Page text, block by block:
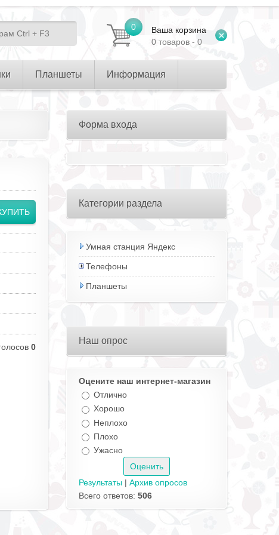
0
Ваша корзина
0 товаров - 0
Планшеты Информация
0
Форма входа
Категории раздела
Умная станция Яндекс
Телефоны
Планшеты
Наш опрос
Оцените наш интернет-магазин
Отлично
Хорошо
Неплохо
Плохо
Ужасно
Результаты | Архив опросов
Всего ответов: 506